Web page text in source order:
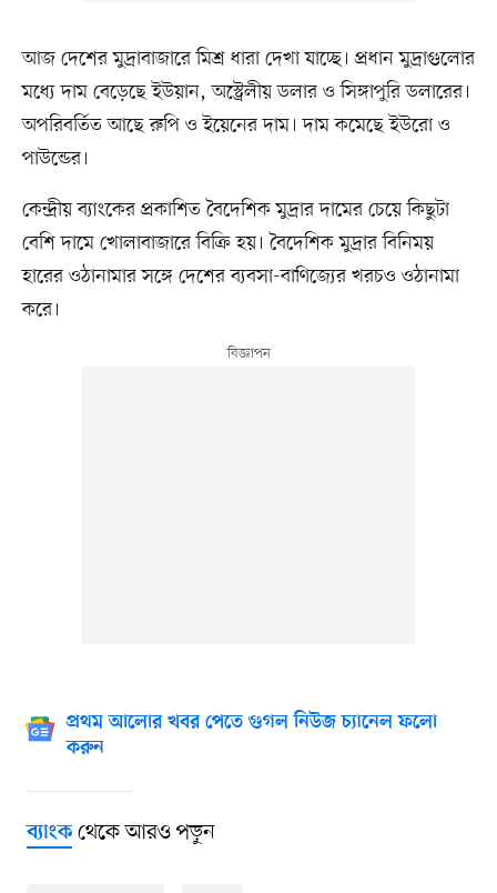
আজ দেশের মুদ্রাবাজারে মিশ্র ধারা দেখা যাচ্ছে। প্রধান মুদ্রাগুলোর
মধ্যে দাম বেড়েছে ইউয়ান, অস্ট্রেলীয় ডলার ও সিঙ্গাপুরি ডলারের।
অপরিবর্তিত আছে রুপি ও ইয়েনের দাম। দাম কমেছে ইউরো ও
পাউন্ডের।
কেন্দ্রীয় ব্যাংকের প্রকাশিত বৈদেশিক মুদ্রার দামের চেয়ে কিছুটা
বেশি দামে খোলাবাজারে বিক্রি হয়। বৈদেশিক মুদ্রার বিনিময়
হারের ওঠানামার সঙ্গে দেশের ব্যবসা-বাণিজ্যের খরচও ওঠানামা
করে।
প্রথম আলোর খবর পেতে গুগল নিউজ চ্যানেল ফলো
করুন
ব্যাংকথেকে আরও পড়ুন